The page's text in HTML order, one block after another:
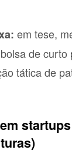
em tese,
de
tática de